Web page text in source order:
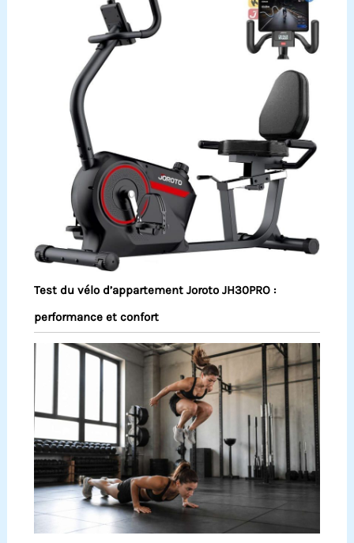
Test du vélo d’appartement Joroto JH30PRO :
performance et confort